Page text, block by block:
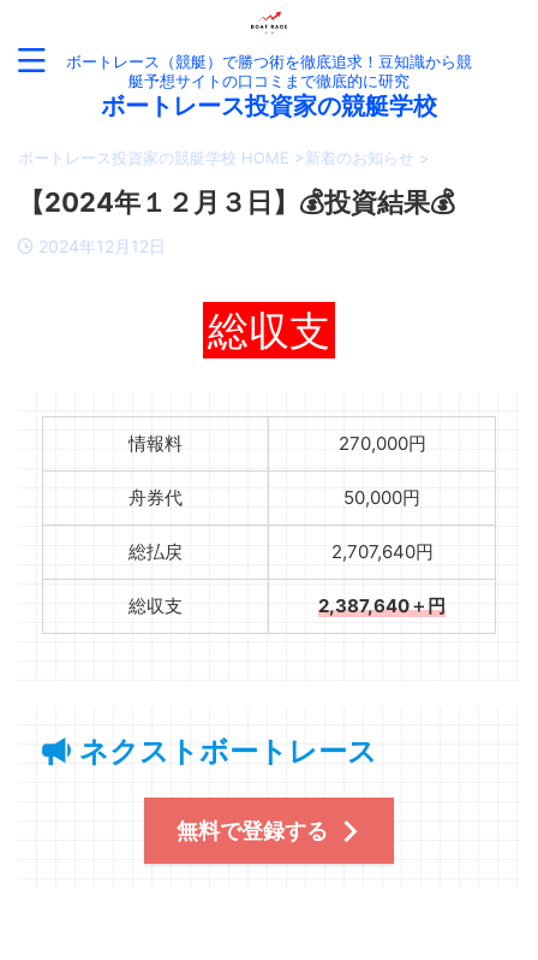
ボートレース（競艇）で勝つ術を徹底追求！豆知識から競
艇予想サイトの口コミまで徹底的に研究
ボートレース投資家の競艇学校
ボートレース投資家の競艇学校 HOME >新着のお知らせ >
【2024年１２月３日】💰投資結果💰
2024年12月12日
総収支
情報料 270,000円
舟券代 50,000円
総払戻 2,707,640円
総収支 2,387,640＋円
ネクストボートレース
無料で登録する